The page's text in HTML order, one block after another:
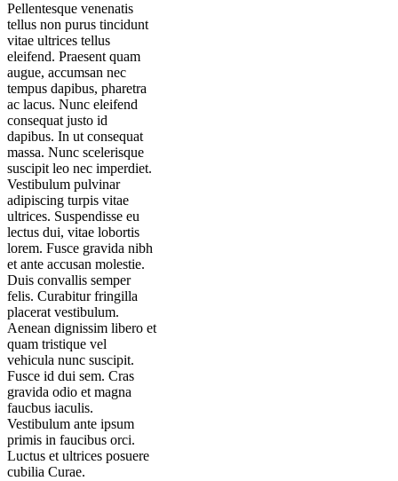
Pellentesque venenatis
tellus non purus tincidunt
vitae ultrices tellus
eleifend. Praesent quam
augue, accumsan nec
tempus dapibus, pharetra
ac lacus. Nunc eleifend
consequat justo id
dapibus. In ut consequat
massa. Nunc scelerisque
suscipit leo nec imperdiet.
Vestibulum pulvinar
adipiscing turpis vitae
ultrices. Suspendisse eu
lectus dui, vitae lobortis
lorem. Fusce gravida nibh
et ante accusan molestie.
Duis convallis semper
felis. Curabitur fringilla
placerat vestibulum.
Aenean dignissim libero et
quam tristique vel
vehicula nunc suscipit.
Fusce id dui sem. Cras
gravida odio et magna
faucbus iaculis.
Vestibulum ante ipsum
primis in faucibus orci.
Luctus et ultrices posuere
cubilia Curae.